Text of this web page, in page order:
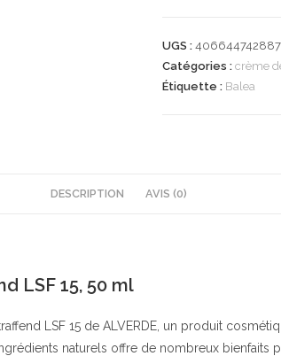
straffend
|
Rajeunit
et
UGS :
Catégories :crème
Étiquette : Balea
DESCRIPTION AVIS (0)
LSF 15, 50 ml
LSF 15 de ALVERDE, un produit
naturels offre de nombreux bienfaits